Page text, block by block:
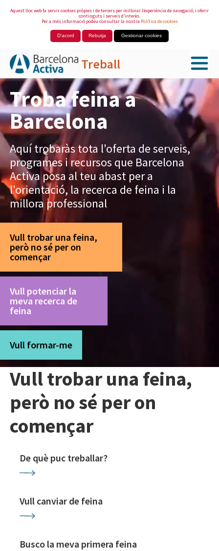
Aquest lloc web fa servir cookies pròpies i de tercers per millorar l’experiència de navegació, i oferir
continguts i serveis d’interès.
Per a més informació podeu consultar la nostra Política de cookies
D'acord Rebutja Gestionar cookies
Treball
Salta al contingut principal
Troba feina a
Barcelona
Aquí trobaràs tota l'oferta de serveis,
programes i recursos que Barcelona
Activa posa al teu abast per a
l'orientació, la recerca de feina i la
millora professional
Vull trobar una feina,
però no sé per on
començar
Vull potenciar la
meva recerca de
feina
Vull formar-me
Vull trobar una feina,
però no sé per on
començar
De què puc treballar?
Vull canviar de feina
Busco la meva primera feina